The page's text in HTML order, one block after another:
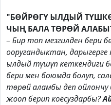
"БӨЙРӨГҮ ЫЛДЫЙ
ЧЫҢ БАЛА ТӨРӨЙ
– Бир топ мезгилден бери
ооругандыктан, дарыгерге
ылдый түшүп кеткендиги
бери мен боюмда болуп,
төрөй аламбы деп ойлончу
жооп берип коёсуздарбы?